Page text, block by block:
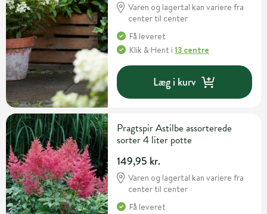
Varen og lagertal kan variere fra
center til center
Få leveret
Klik & Hent i13 centre
Læg i kurv
Pragtspir Astilbe assorterede
sorter 4 liter potte
149,95 kr.
Varen og lagertal kan variere fra
center til center
Få leveret